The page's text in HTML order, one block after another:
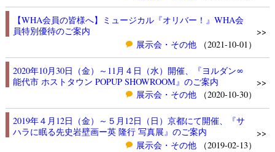
【WHA会員の皆様へ】ミュージカル『オリバー！』WHA会
員特別優待のご案内
展示会・その他
（2021-10-01）
>>
2020年10月30日（金）～11月４日（水）開催、『ヨルダン∞
能代市 ホストタウン POPUP SHOWROOM』のご案内
展示会・その他
（2020-10-30）
>>
2019年４月12日（金）～５月12日（日）京都にて開催、『サ
ハラに眠る先史岩壁画ー英 隆行 写真展』のご案内
展示会・その他
（2019-02-13）
>>